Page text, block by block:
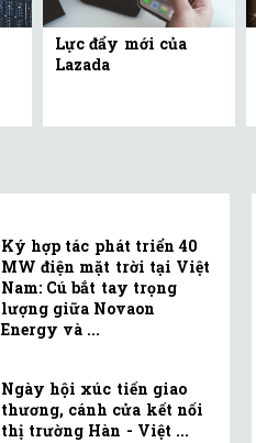
Lực đẩy mới của
Lazada
Ký hợp tác phát triển 40
MW điện mặt trời tại Việt
Nam: Cú bắt tay trọng
lượng giữa Novaon
Energy và ...
Ngày hội xúc tiến giao
thương, cánh cửa kết nối
thị trường Hàn - Việt ...